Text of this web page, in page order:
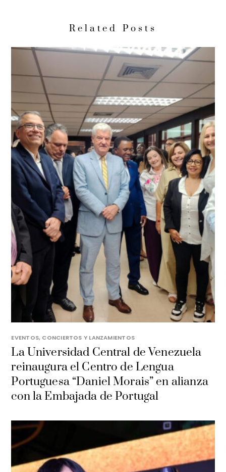
Related Posts
EVENTOS, CONCIERTOS Y LANZAMIENTOS
La Universidad Central de Venezuela
reinaugura el Centro de Lengua
Portuguesa “Daniel Morais” en alianza
con la Embajada de Portugal